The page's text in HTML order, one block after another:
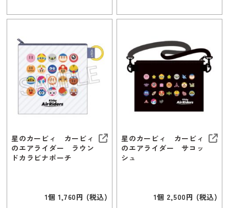
星のカービィ カービィ
のエアライダー ラウン
ドカラビナポーチ
1個 1,760円 (税込)
星のカービィ カービィ
のエアライダー サコッ
シュ
1個 2,500円 (税込)